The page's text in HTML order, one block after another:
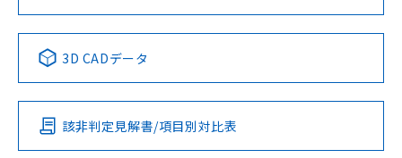
Pb Hg Cd Cr(VI)
O
Yes No No No
この製品の規格認証/適合状況ページへ
その他の認証はこちらのページからご検索ください
3D CADデータ
該非判定見解書/項目別対比表